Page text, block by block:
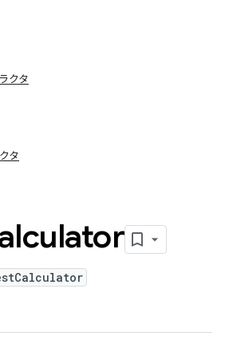
クタ
タ